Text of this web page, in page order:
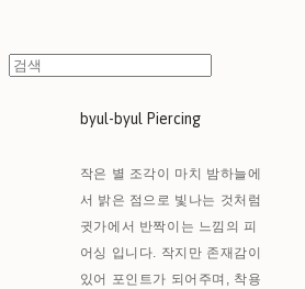
byul-byul Piercing
작은 별 조각이 마치 밤하늘에
서 밝은 점으로 빛나는 것처럼
귓가에서 반짝이는 느낌의 피
어싱 입니다. 작지만 존재감이
있어 포인트가 되어주며, 착용